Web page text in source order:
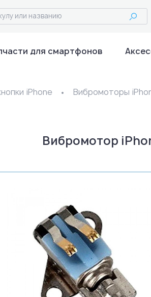
для смартфонов
iPhone Вибромоторы
Вибромотор